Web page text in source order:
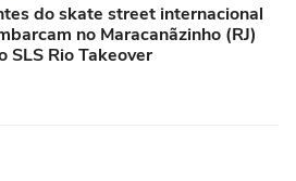
do skate street internacional
no Maracanãzinho (RJ)
SLS Rio Takeover